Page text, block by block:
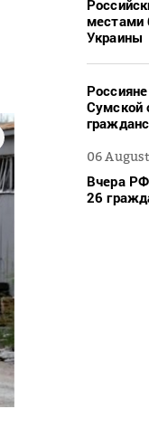
местами
Украины
Сумской
06
Вчера
26